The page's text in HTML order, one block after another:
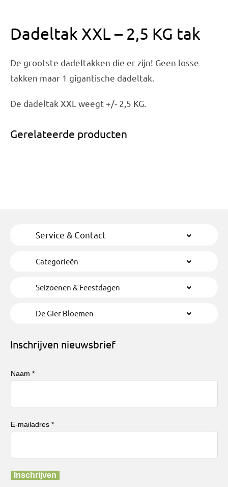
Dadeltak XXL – 2,5 KG tak
De grootste dadeltakken die er zijn! Geen losse
takken maar 1 gigantische dadeltak.
De dadeltak XXL weegt +/- 2,5 KG.
Gerelateerde producten
Service & Contact
Categorieën
Seizoenen & Feestdagen
De Gier Bloemen
Inschrijven nieuwsbrief
Naam *
E-mailadres *
Inschrijven